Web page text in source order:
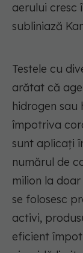
aerului cresc
subliniază
Testele cu
arătat că
hidrogen
împotriva
sunt aplicați
numărul de
milion la
se folosesc
activi,
eficient